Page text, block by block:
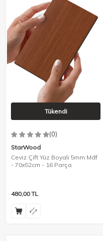
Tükendi
(0)
StarWood
Ceviz Çift Yüz Boyalı 5mm Mdf
- 70x52cm - 16 Parça
480,00TL